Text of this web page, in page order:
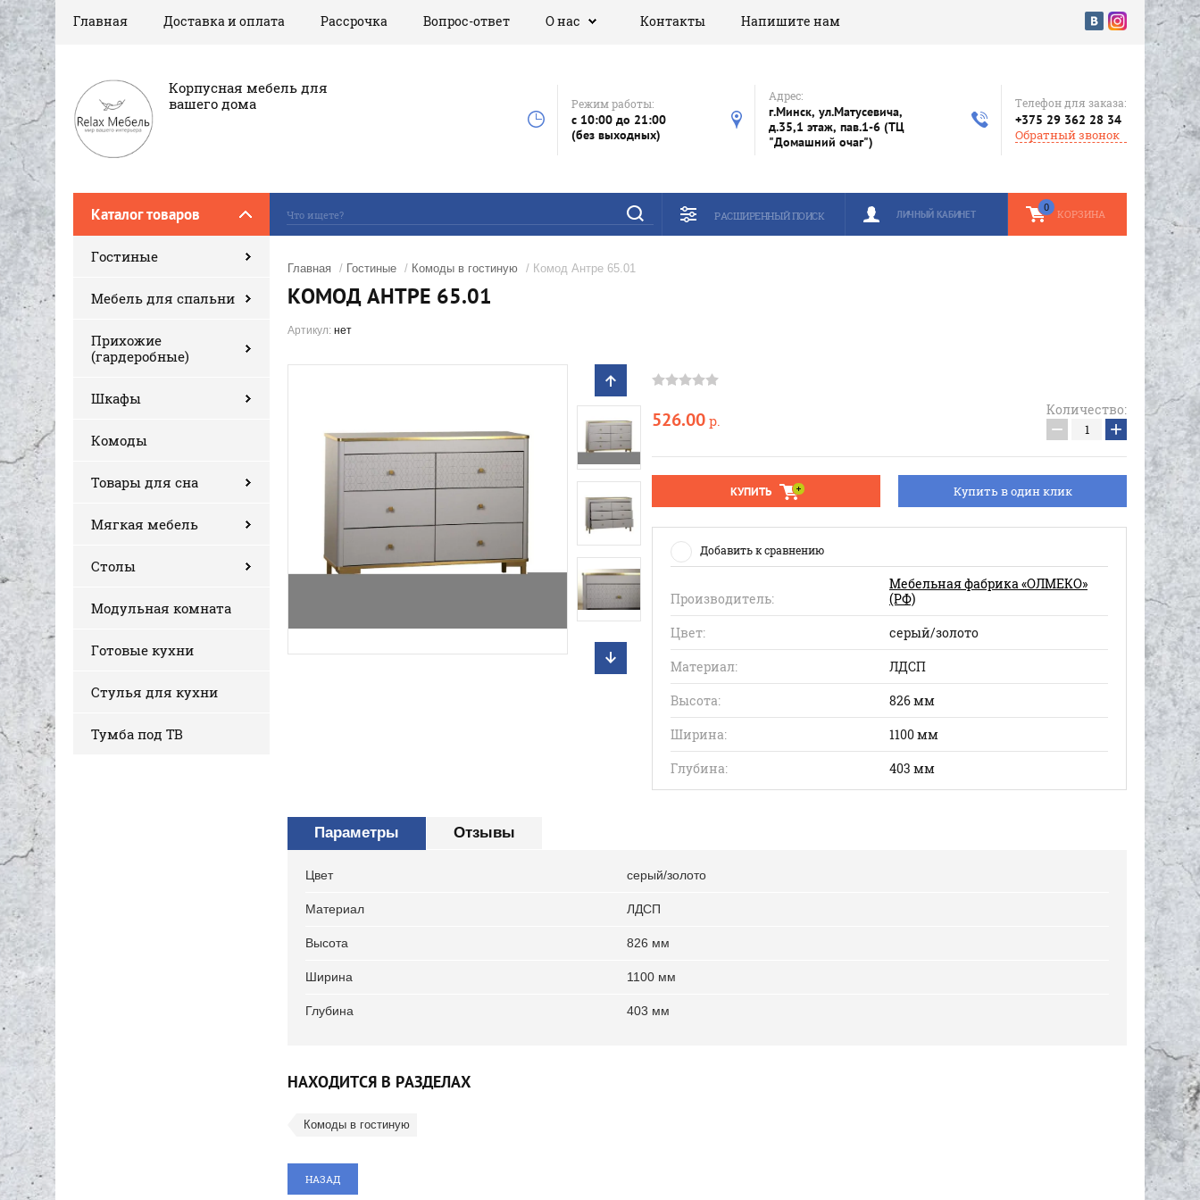
Главная Доставка и оплата Рассрочка Вопрос-ответ О нас Контакты Напишите нам
Корпусная мебель для
вашего дома
Режим работы:
с 10:00 до 21:00
(без выходных)
Адрес:
г.Минск, ул.Матусевича,
д.35,1 этаж, пав.1-6 (ТЦ
"Домашний очаг")
Телефон для заказа:
+375 29 362 28 34
Обратный звонок
Каталог товаров КОРЗИНА
0
ЛИЧНЫЙ КАБИНЕТ
РАСШИРЕННЫЙ ПОИСК
Гостиные
Мебель для спальни
Прихожие
(гардеробные)
Шкафы
Комоды
Товары для сна
Мягкая мебель
Столы
Модульная комната
Готовые кухни
Стулья для кухни
Тумба под ТВ
Главная / Гостиные / Комоды в гостиную / Комод Антре 65.01
КОМОД АНТРЕ 65.01
Артикул: нет
526.00 р.
Количество:
− +
КУПИТЬ Купить в один клик
Добавить к сравнению
Производитель:
Мебельная фабрика «ОЛМЕКО»
(РФ)
Цвет:
серый/золото
Материал:
ЛДСП
Высота:
826 мм
Ширина:
1100 мм
Глубина:
403 мм
Параметры Отзывы
Цвет серый/золото
Материал ЛДСП
Высота 826 мм
Ширина 1100 мм
Глубина 403 мм
НАХОДИТСЯ В РАЗДЕЛАХ
Комоды в гостиную
НАЗАД